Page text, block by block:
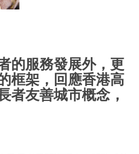
的服務發展外，更
框架，回應香港高
者友善城市概念，